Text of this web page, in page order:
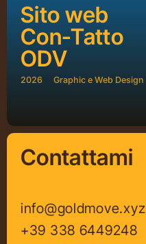
Sito web
Con-Tatto
ODV
2026 Graphic e Web Design
Contattami
info@goldmove.xyz
+39 338 6449248